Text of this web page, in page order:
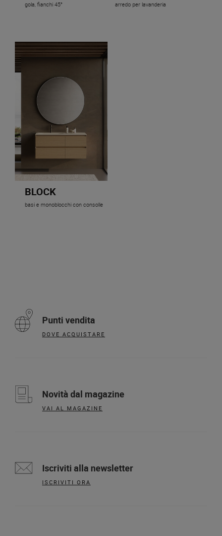
gola, fianchi 45° arredo per lavanderia
BLOCK
basi e monoblocchi con consolle
Punti vendita
DOVE ACQUISTARE
Novità dal magazine
VAI AL MAGAZINE
Iscriviti alla newsletter
ISCRIVITI ORA